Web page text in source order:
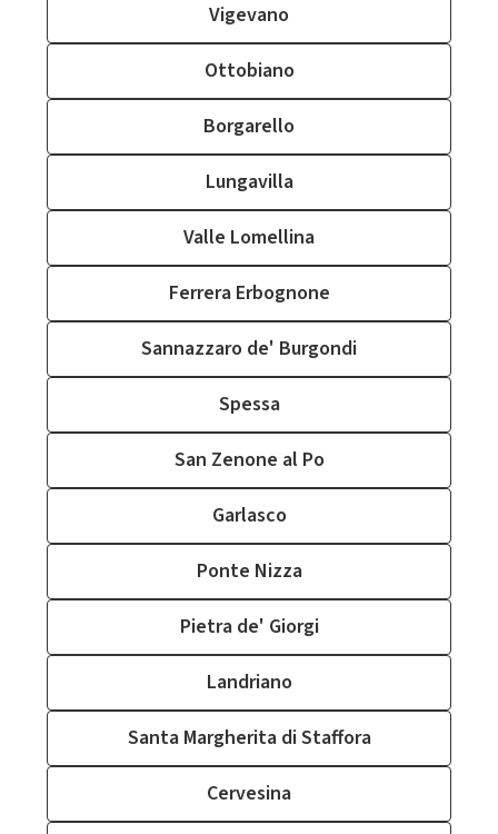
Vigevano
Ottobiano
Borgarello
Lungavilla
Valle Lomellina
Ferrera Erbognone
Sannazzaro de' Burgondi
Spessa
San Zenone al Po
Garlasco
Ponte Nizza
Pietra de' Giorgi
Landriano
Santa Margherita di Staffora
Cervesina